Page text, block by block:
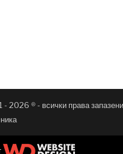
2026 ® - всички права